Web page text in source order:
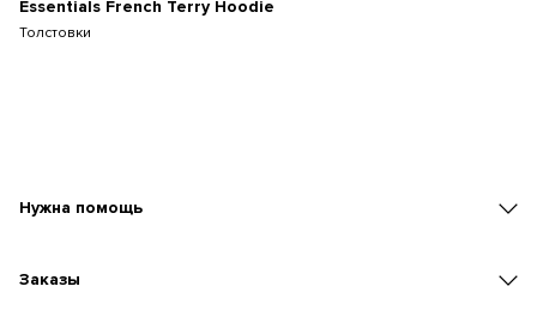
Essentials French Terry Hoodie
Толстовки
Нужна помощь
Заказы